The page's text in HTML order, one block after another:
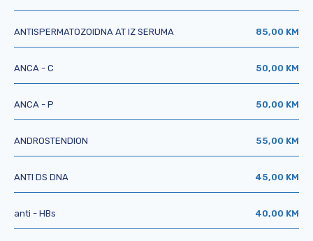
ANTISPERMATOZOIDNA AT IZ SERUMA 85,00 KM
ANCA - C 50,00 KM
ANCA - P 50,00 KM
ANDROSTENDION 55,00 KM
ANTI DS DNA 45,00 KM
anti - HBs 40,00 KM